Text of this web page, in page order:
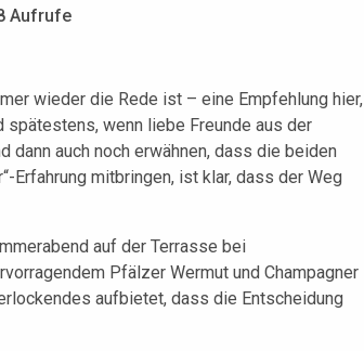
Aufrufe
wieder die Rede ist – eine Empfehlung hier,
wenn liebe Freunde aus der
dann auch noch erwähnen, dass die beiden
Erfahrung mitbringen, ist klar, dass der Weg
auf der Terrasse bei
Pfälzer Wermut und Champagner
aufbietet, dass die Entscheidung